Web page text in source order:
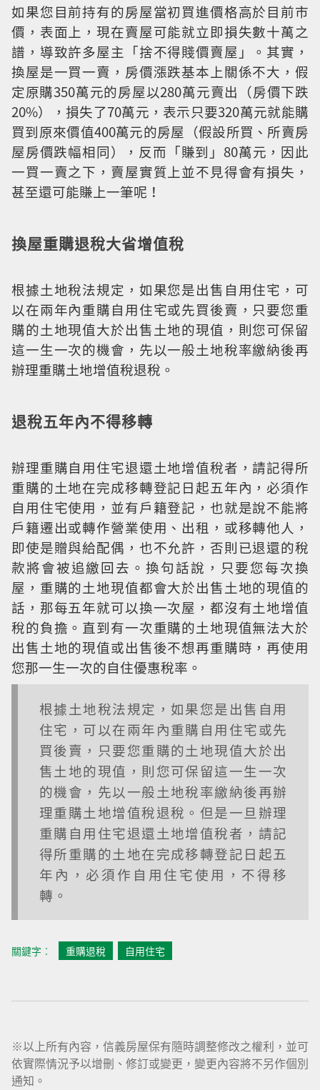
如果您目前持有的房屋當初買進價格高於目前市
價，表面上，現在賣屋可能就立即損失數十萬之
譜，導致許多屋主「捨不得賤價賣屋」。其實，
換屋是一買一賣，房價漲跌基本上關係不大，假
定原購350萬元的房屋以280萬元賣出（房價下跌
20%），損失了70萬元，表示只要320萬元就能購
買到原來價值400萬元的房屋（假設所買、所賣房
屋房價跌幅相同），反而「賺到」80萬元，因此
一買一賣之下，賣屋實質上並不見得會有損失，
甚至還可能賺上一筆呢！
換屋重購退稅大省增值稅
根據土地稅法規定，如果您是出售自用住宅，可
以在兩年內重購自用住宅或先買後賣，只要您重
購的土地現值大於出售土地的現值，則您可保留
這一生一次的機會，先以一般土地稅率繳納後再
辦理重購土地增值稅退稅。
退稅五年內不得移轉
辦理重購自用住宅退還土地增值稅者，請記得所
重購的土地在完成移轉登記日起五年內，必須作
自用住宅使用，並有戶籍登記，也就是說不能將
戶籍遷出或轉作營業使用、出租，或移轉他人，
即使是贈與給配偶，也不允許，否則已退還的稅
款將會被追繳回去。換句話說，只要您每次換
屋，重購的土地現值都會大於出售土地的現值的
話，那每五年就可以換一次屋，都沒有土地增值
稅的負擔。直到有一次重購的土地現值無法大於
出售土地的現值或出售後不想再重購時，再使用
您那一生一次的自住優惠稅率。
根據土地稅法規定，如果您是出售自用
住宅，可以在兩年內重購自用住宅或先
買後賣，只要您重購的土地現值大於出
售土地的現值，則您可保留這一生一次
的機會，先以一般土地稅率繳納後再辦
理重購土地增值稅退稅。但是一旦辦理
重購自用住宅退還土地增值稅者，請記
得所重購的土地在完成移轉登記日起五
年內，必須作自用住宅使用，不得移
轉。
關鍵字︰ 重購退稅 自用住宅
※以上所有內容，信義房屋保有隨時調整修改之權利，並可
依實際情況予以增刪、修訂或變更，變更內容將不另作個別
通知。